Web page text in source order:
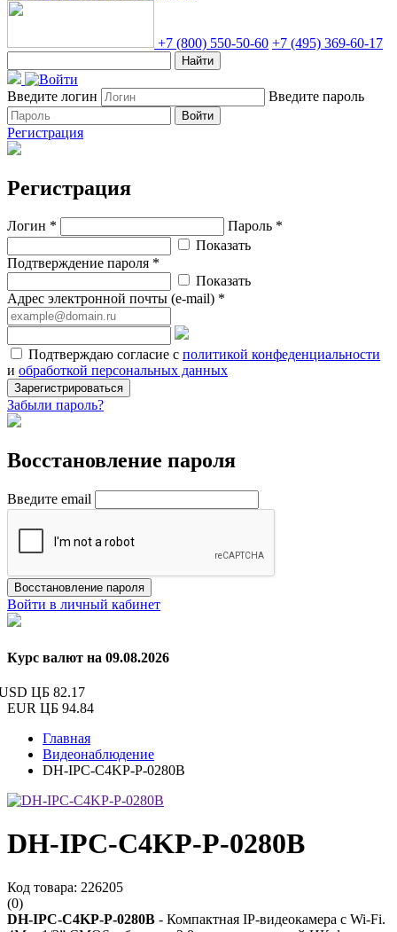
+7 (800) 550-50-60 +7 (495) 369-60-17
Найти
Введите логин Введите пароль
Войти
Регистрация
Регистрация
Логин *
Пароль *
Показать
Подтверждение пароля *
Показать
Адрес электронной почты (e-mail) *
Подтверждаю согласие с политикой конфеденциальности
и обработкой персональных данных
Зарегистрироваться
Забыли пароль?
Восстановление пароля
Введите email
Восстановление пароля
Войти в личный кабинет
Курс валют на 09.08.2026
ЦБ 82.17
EUR ЦБ 94.84
Главная
Видеонаблюдение
DH-IPC-C4KP-P-0280B
DH-IPC-C4KP-P-0280B
Код товара: 226205
(0)
DH-IPC-C4KP-P-0280B - Компактная IP-видеокамера с Wi-Fi.